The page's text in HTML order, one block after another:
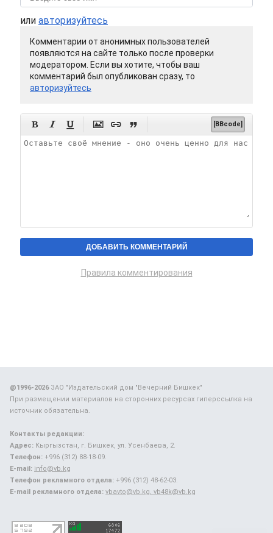
или авторизуйтесь
Комментарии от анонимных пользователей
появляются на сайте только после проверки
модератором. Если вы хотите, чтобы ваш
комментарий был опубликован сразу, то
авторизуйтесь
      [BBcode]
Правила комментирования
@1996-2026ЗАО "Издательский дом "Вечерний Бишкек"
При размещении материалов на сторонних ресурсах гиперссылка на
источник обязательна.
Контакты редакции:
Адрес: Кыргызстан, г. Бишкек, ул. Усенбаева, 2.
Телефон: +996 (312) 88-18-09.
E-mail: info@vb.kg
Телефон рекламного отдела: +996 (312) 48-62-03.
E-mail рекламного отдела: vbavto@vb.kg, vb48k@vb.kg